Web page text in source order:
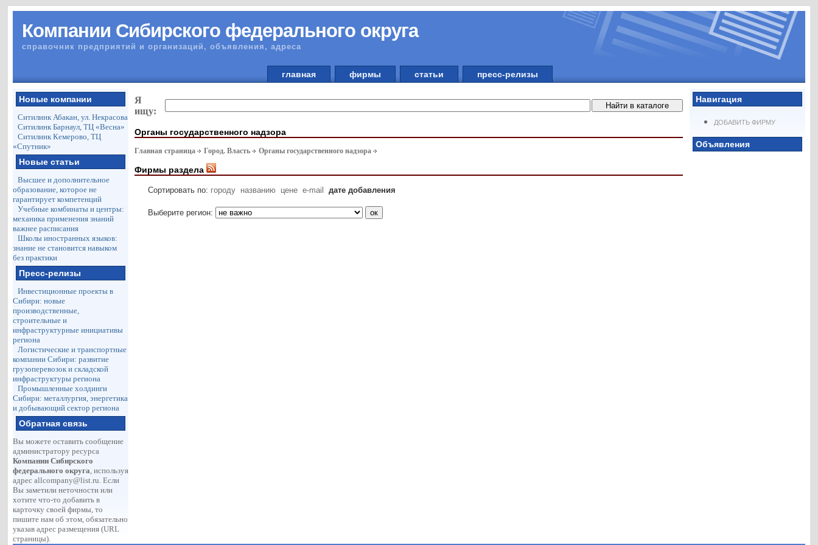
Компании Сибирского федерального округа
справочник предприятий и организаций, объявления, адреса
главная фирмы статьи пресс-релизы
Новые компании
Ситилинк Абакан, ул. Некрасова
Ситилинк Барнаул, ТЦ «Весна»
Ситилинк Кемерово, ТЦ
«Спутник»
Новые статьи
Высшее и дополнительное
образование, которое не
гарантирует компетенций
Учебные комбинаты и центры:
механика применения знаний
важнее расписания
Школы иностранных языков:
знание не становится навыком
без практики
Пресс-релизы
Инвестиционные проекты в
Сибири: новые
производственные,
строительные и
инфраструктурные инициативы
региона
Логистические и транспортные
компании Сибири: развитие
грузоперевозок и складской
инфраструктуры региона
Промышленные холдинги
Сибири: металлургия, энергетика
и добывающий сектор региона
Обратная связь
Вы можете оставить сообщение
администратору ресурса
Компании Сибирского
федерального округа, используя
адресallcompany@list.ru. Если
Вы заметили неточности или
хотите что-то добавить в
карточку своей фирмы, то
пишите нам об этом, обязательно
указав адрес размещения (URL
страницы).
Навигация
ДОБАВИТЬ ФИРМУ
Объявления
Я
ищу:
Органы государственного надзора
Главная страница Город. Власть Органы государственного надзора
Фирмы раздела
Сортировать по: городу названию цене e-mail дате добавления
Выберите регион: